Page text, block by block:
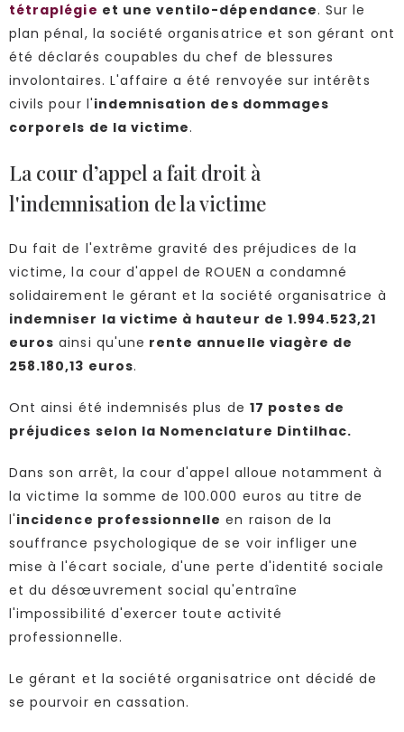
tétraplégie et une ventilo-dépendance. Sur le
plan pénal, la société organisatrice et son gérant ont
été déclarés coupables du chef de blessures
involontaires. L'affaire a été renvoyée sur intérêts
civils pour l'indemnisation des dommages
corporels de la victime.
La cour d’appel a fait droit à
l'indemnisation de la victime
Du fait de l'extrême gravité des préjudices de la
victime, la cour d'appel de ROUEN a condamné
solidairement le gérant et la société organisatrice à
indemniser la victime à hauteur de 1.994.523,21
euros ainsi qu'une rente annuelle viagère de
258.180,13 euros.
Ont ainsi été indemnisés plus de 17 postes de
préjudices selon la Nomenclature Dintilhac.
Dans son arrêt, la cour d'appel alloue notamment à
la victime la somme de 100.000 euros au titre de
l'incidence professionnelle en raison de la
souffrance psychologique de se voir infliger une
mise à l'écart sociale, d'une perte d'identité sociale
et du désœuvrement social qu'entraîne
l'impossibilité d'exercer toute activité
professionnelle.
Le gérant et la société organisatrice ont décidé de
se pourvoir en cassation.